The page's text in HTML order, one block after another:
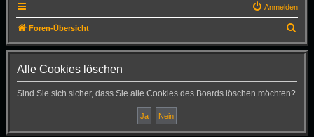
Anmelden
Foren-Übersicht
u
Alle Cookies löschen
Sind Sie sich sicher, dass Sie alle Cookies des Boards löschen möchten?